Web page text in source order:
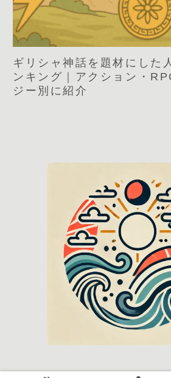
ギリシャ神話を題材にした
ンキング｜アクション・
ジー別に紹介